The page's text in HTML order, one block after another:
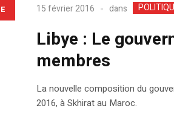
15 février 2016 dans
Libye : Le
membres
La nouvelle composition du
2016, à Skhirat au Maroc.